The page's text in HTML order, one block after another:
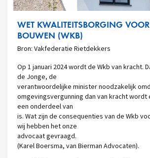
WET KWALITEITSBORGING
BOUWEN (WKB)
Bron: Vakfederatie Rietdekkers
Op 1 januari 2024 wordt de Wkb van kracht.
de Jonge, de
verantwoordelijke minister noodzakelijk
omgevingsvergunning dan van kracht wordt
een onderdeel van
is. Wat zijn de consequenties van de Wkb
wij hebben het onze
advocaat gevraagd.
(Karel Boersma, van Bierman Advocaten).